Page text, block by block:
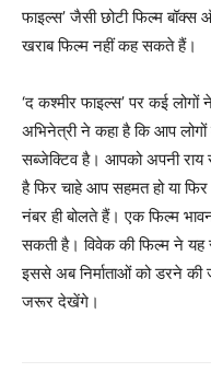
फाइल्स’ जैसी छोटी फिल्म
खराब फिल्म नहीं कह सकते हैं।
‘द कश्मीर फाइल्स’ पर कई
अभिनेत्री ने कहा है कि आप
सब्जेक्टिव है। आपको अपनी
है फिर चाहे आप सहमत हो या
नंबर ही बोलते हैं। एक फिल्म
सकती है। विवेक की फिल्म ने यह
इससे अब निर्माताओं को डरने की
जरूर देखेंगे।